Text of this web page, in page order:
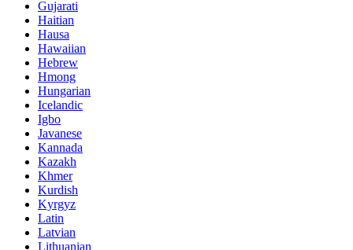
Gujarati
Haitian
Hausa
Hawaiian
Hebrew
Hmong
Hungarian
Icelandic
Igbo
Javanese
Kannada
Kazakh
Khmer
Kurdish
Kyrgyz
Latin
Latvian
Lithuanian